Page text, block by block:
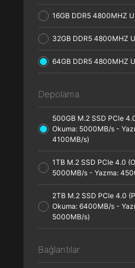
16GB DDR5 4800MHZ
32GB DDR5 4800MHZ
64GB DDR5 4800MHZ
Depolama
500GB M.2 SSD PCle
Okuma: 5000MB/s -
4100MB/s)
1TB M.2 SSD PCle 4.0
5000MB/s - Yazma:
2TB M.2 SSD PCle 4.0
Okuma: 6400MB/s -
5000MB/s)
Bağlantılar